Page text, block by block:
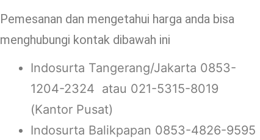
Pemesanan dan mengetahui harga anda bisa
menghubungi kontak dibawah ini
Indosurta Tangerang/Jakarta 0853-
1204-2324 atau 021-5315-8019
(Kantor Pusat)
Indosurta Balikpapan 0853-4826-9595